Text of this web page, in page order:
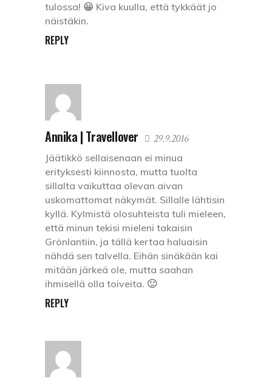
tulossa! 😀 Kiva kuulla, että tykkäät jo
näistäkin.
REPLY
Annika | Travellover 29.9.2016
Jäätikkö sellaisenaan ei minua
erityksesti kiinnosta, mutta tuolta
sillalta vaikuttaa olevan aivan
uskomattomat näkymät. Sillalle lähtisin
kyllä. Kylmistä olosuhteista tuli mieleen,
että minun tekisi mieleni takaisin
Grönlantiin, ja tällä kertaa haluaisin
nähdä sen talvella. Eihän sinäkään kai
mitään järkeä ole, mutta saahan
ihmisellä olla toiveita. 🙂
REPLY